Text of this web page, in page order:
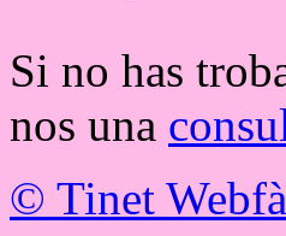
Si no has
nos una
© Tinet